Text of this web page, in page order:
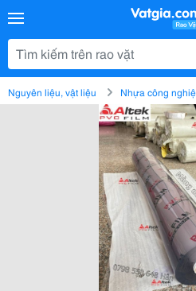
Nguyên liệu, vật liệu Nhựa công